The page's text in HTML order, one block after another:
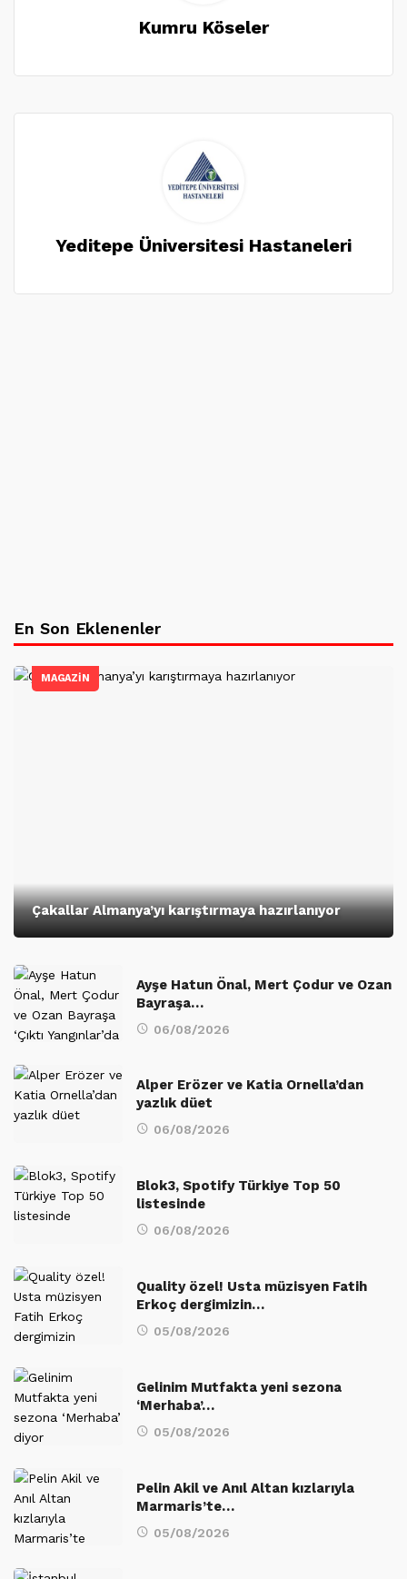
Kumru Köseler
Yeditepe Üniversitesi Hastaneleri
En Son Eklenenler
MAGAZİN
Çakallar Almanya’yı karıştırmaya hazırlanıyor
Ayşe Hatun Önal, Mert Çodur ve Ozan
Bayraşa…
06/08/2026
Alper Erözer ve Katia Ornella’dan
yazlık düet
06/08/2026
Blok3, Spotify Türkiye Top 50
listesinde
06/08/2026
Quality özel! Usta müzisyen Fatih
Erkoç dergimizin…
05/08/2026
Gelinim Mutfakta yeni sezona
‘Merhaba’…
05/08/2026
Pelin Akil ve Anıl Altan kızlarıyla
Marmaris’te…
05/08/2026